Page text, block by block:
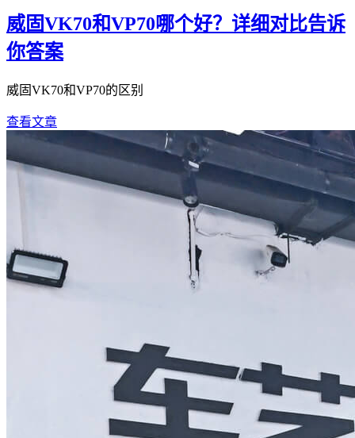
威固VK70和VP70哪个好？详细对比告诉
你答案
威固VK70和VP70的区别
查看文章